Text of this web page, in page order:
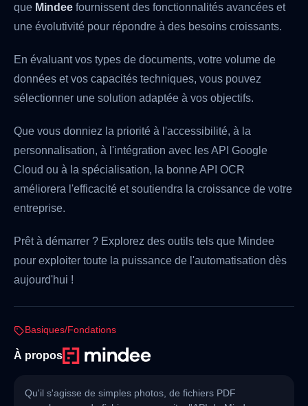
que Mindee fournissent des fonctionnalités avancées et
une évolutivité pour répondre à des besoins croissants.
En évaluant vos types de documents, votre volume de
données et vos capacités techniques, vous pouvez
sélectionner une solution adaptée à vos objectifs.
Que vous donniez la priorité à l'accessibilité, à la
personnalisation, à l'intégration avec les API Google
Cloud ou à la spécialisation, la bonne API OCR
améliorera l'efficacité et soutiendra la croissance de votre
entreprise.
Prêt à démarrer ? Explorez des outils tels que Mindee
pour exploiter toute la puissance de l'automatisation dès
aujourd'hui !
Basiques/Fondations
À propos
Qu'il s'agisse de simples photos, de fichiers PDF